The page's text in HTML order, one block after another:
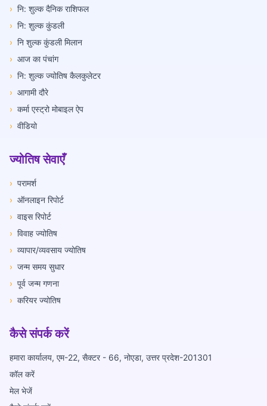
› नि: शुल्क दैनिक राशिफल
› नि: शुल्क कुंडली
› नि शुल्क कुंडली मिलान
› आज का पंचांग
› नि: शुल्क ज्योतिष कैलकुलेटर
› आगामी दौरे
› कर्मा एस्ट्रो मोबाइल ऐप
› वीडियो
ज्योतिष सेवाएँ
› परामर्श
› ऑनलाइन रिपोर्ट
› वाइस रिपोर्ट
› विवाह ज्योतिष
› व्यापार/व्यवसाय ज्योतिष
› जन्म समय सुधार
› पूर्व जन्म गणना
› करियर ज्योतिष
कैसे संपर्क करें
हमारा कार्यालय, एम-22, सैक्टर - 66, नोएडा, उत्तर प्रदेश-201301
कॉल करें
मेल भेजें